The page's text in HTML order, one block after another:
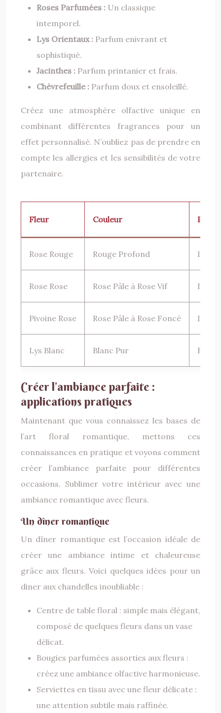
Roses Parfumées : Un classique
intemporel.
Lys Orientaux : Parfum enivrant et
sophistiqué.
Jacinthes : Parfum printanier et frais.
Chèvrefeuille : Parfum doux et ensoleillé.
Créez une atmosphère olfactive unique en
combinant différentes fragrances pour un
effet personnalisé. N’oubliez pas de prendre en
compte les allergies et les sensibilités de votre
partenaire.
Fleur Couleur
Rose Rouge Rouge Profond
Rose Rose Rose Pâle à Rose Vif Doux
Pivoine Rose Rose Pâle à Rose Foncé
Lys Blanc Blanc Pur Fort
Créer l’ambiance parfaite :
applications pratiques
Maintenant que vous connaissez les bases de
l’art floral romantique, mettons ces
connaissances en pratique et voyons comment
créer l’ambiance parfaite pour différentes
occasions. Sublimer votre intérieur avec une
ambiance romantique avec fleurs.
Un dîner romantique
Un dîner romantique est l’occasion idéale de
créer une ambiance intime et chaleureuse
grâce aux fleurs. Voici quelques idées pour un
diner aux chandelles inoubliable :
Centre de table floral : simple mais élégant,
composé de quelques fleurs dans un vase
délicat.
Bougies parfumées assorties aux fleurs :
créez une ambiance olfactive harmonieuse.
Serviettes en tissu avec une fleur délicate :
une attention subtile mais raffinée.